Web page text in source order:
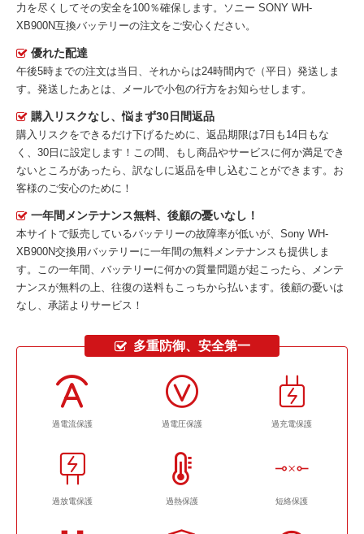
力を尽くしてその安全を100％確保します。
ソニー SONY WH-
XB900N互換バッテリーの注文をご安心ください。
優れた配達
午後5時までの注文は当日、それからは24時間内で（平日）発送しま
す。発送したあとは、メールで小包の行方をお知らせします。
購入リスクなし、悩まず30日間返品
購入リスクをできるだけ下げるために、返品期限は7日も14日もな
く、30日に設定します！この間、もし商品やサービスに何か満足でき
ないところがあったら、訳なしに返品を申し込むことができます。お
客様のご安心のために！
一年間メンテナンス無料、後顧の憂いなし！
本サイトで販売しているバッテリーの故障率が低いが、 Sony WH-
XB900N交換用バッテリーに一年間の無料メンテナンスも提供しま
す。この一年間、バッテリーに何かの質量問題が起こったら、メンテ
ナンスが無料の上、往復の送料もこっちから払います。後顧の憂いは
なし、承諾よりサービス！
多重防御、安全第一
過電流保護 過電圧保護 過充電保護
過放電保護 過熱保護 短絡保護